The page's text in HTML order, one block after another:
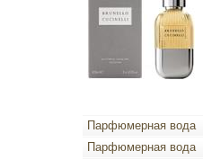
Парфюмерная вода
Парфюмерная вода